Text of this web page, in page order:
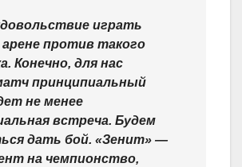
играть
против такого
Конечно, для нас
принципиальный
не менее
встреча. Будем
дать бой. «Зенит» —
на чемпионство,